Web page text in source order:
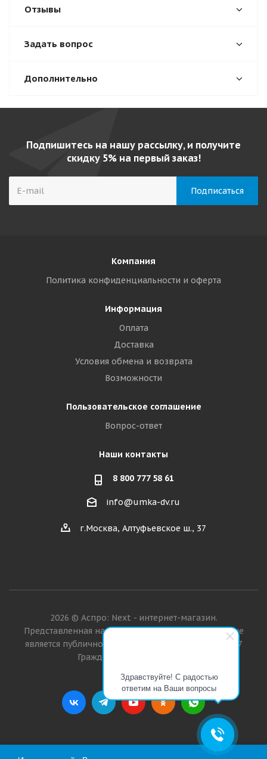
Здравствуйте! С радостью
ответим на Ваши вопросы
Отзывы
Задать вопрос
Дополнительно
Подпишитесь на нашу рассылку, и получите
скидку 5% на первый заказ!
Компания
Политика конфиденциальности и оферта
Информация
Оплата
Доставка
Условия обмена и возврата
Возможности
Пользовательское соглашение
Вопрос-ответ
Наши контакты
8 800 777 58 61
info@umka-dv.ru
г.Москва, Алтуфьевское ш., 37
2026 © Аспро: Next - интернет-магазин.
Представленная на сайте информация о товарах не
является публичной офертой в значении п. 2 ст. 437
Гражданского кодекса РФ.